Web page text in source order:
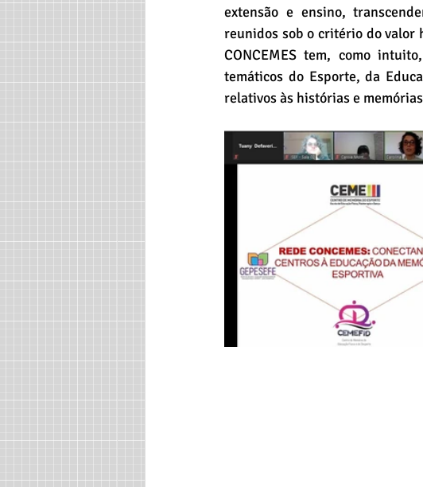
extensão e ensino,
reunidos sob o critério do valor
CONCEMES tem, como
temáticos do Esporte, da
relativos às histórias e